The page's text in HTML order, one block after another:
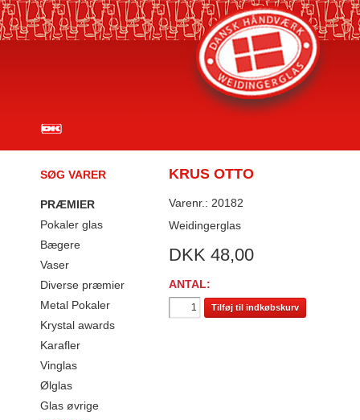
SØG VARER
PRÆMIER
Pokaler glas
Bægere
Vaser
Diverse præmier
Metal Pokaler
Krystal awards
Karafler
Vinglas
Ølglas
Glas øvrige
KRUS OTTO
Varenr.: 20182
Weidingerglas
DKK 48,00
ANTAL:
Tilføj til indkøbskurv